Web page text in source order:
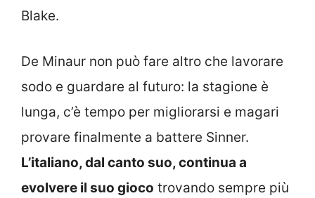
Blake.
De Minaur non può fare altro che lavorare
sodo e guardare al futuro: la stagione è
lunga, c’è tempo per migliorarsi e magari
provare finalmente a battere Sinner.
L’italiano, dal canto suo, continua a
evolvere il suo gioco trovando sempre più